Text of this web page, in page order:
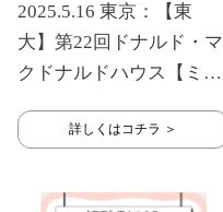
2025.5.16 東京：【東
大】第22回ドナルド・マ
クドナルドハウス【ミー
詳しくはコチラ ＞